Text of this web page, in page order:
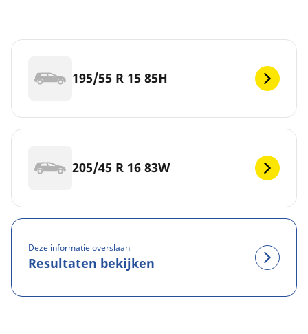
195/55 R 15 85H
205/45 R 16 83W
Deze informatie overslaan
Resultaten bekijken